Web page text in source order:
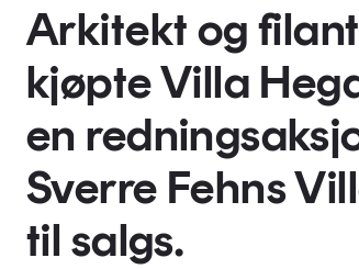
Arkitekt og
kjøpte Villa
en
Sverre Fehns
til salgs.